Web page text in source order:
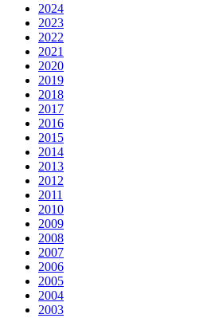
2024
2023
2022
2021
2020
2019
2018
2017
2016
2015
2014
2013
2012
2011
2010
2009
2008
2007
2006
2005
2004
2003